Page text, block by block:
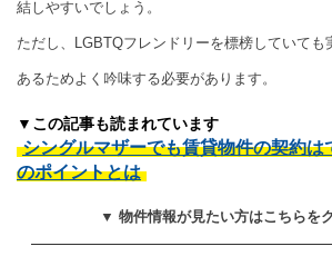
結しやすいでしょう。
ただし、LGBTQフレンドリーを標榜していても
あるためよく吟味する必要があります。
▼この記事も読まれています
シングルマザーでも賃貸物件の契約は
のポイントとは
▼ 物件情報が見たい方はこちらを